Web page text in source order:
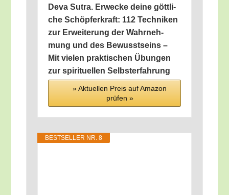
Deva Sutra. Erwe­cke dei­ne gött­li­
che Schöp­fer­kraft: 112 Tech­ni­ken
zur Erwei­te­rung der Wahr­neh­
mung und des Bewusst­seins –
Mit vie­len prak­ti­schen Übun­gen
zur spi­ri­tu­el­len Selbsterfahrung
» Aktu­el­len Preis auf Ama­zon
prü­fen »
BEST­SEL­LER NR. 8